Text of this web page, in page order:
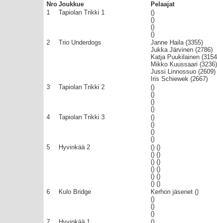
Nro Joukkue
Pelaajat
1
Tapiolan Trikki 1
()
()
()
()
2
Trio Underdogs
Janne Haila (3355)
Jukka Järvinen (2786)
Katja Puukilainen
Mikko Kuussaari (3236)
Jussi Linnossuo (2609)
Iris Schiewek (2667)
3
Tapiolan Trikki 2
()
()
()
()
4
Tapiolan Trikki 3
()
()
()
()
5
Hyvinkää 2
() ()
() ()
() ()
() ()
() ()
() ()
6
Kulo Bridge
Kerhon jäsenet ()
()
()
()